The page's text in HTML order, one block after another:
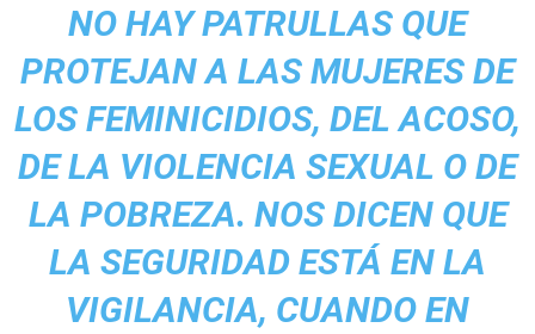
NO HAY PATRULLAS QUE
PROTEJAN A LAS MUJERES DE
LOS FEMINICIDIOS, DEL ACOSO,
DE LA VIOLENCIA SEXUAL O DE
LA POBREZA. NOS DICEN QUE
LA SEGURIDAD ESTÁ EN LA
VIGILANCIA, CUANDO EN